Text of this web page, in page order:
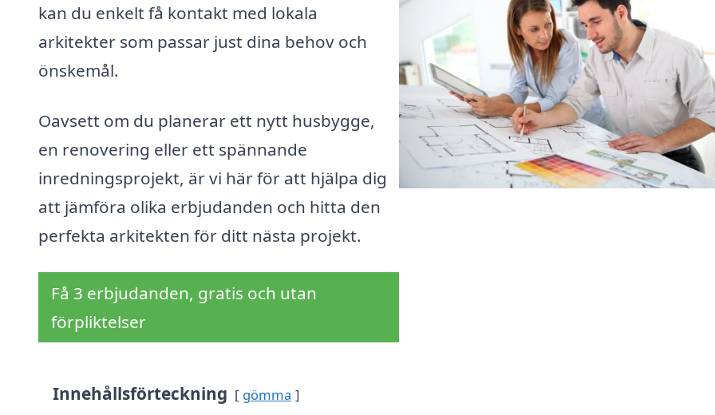
kan du enkelt få kontakt med lokala
arkitekter som passar just dina behov och
önskemål.
Oavsett om du planerar ett nytt husbygge,
en renovering eller ett spännande
inredningsprojekt, är vi här för att hjälpa dig
att jämföra olika erbjudanden och hitta den
perfekta arkitekten för ditt nästa projekt.
Få 3 erbjudanden, gratis och utan
förpliktelser
Innehållsförteckning gömma